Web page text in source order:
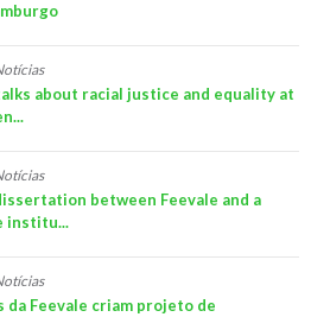
about racial justice and equality at
between Feevale and a
institu...
da Feevale criam projeto de